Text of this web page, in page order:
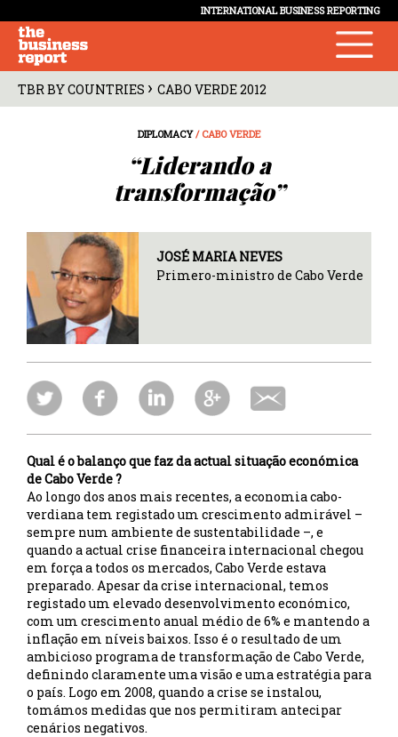
INTERNATIONAL BUSINESS REPORTING
TBR BY COUNTRIES › CABO VERDE 2012
DIPLOMACY/ CABO VERDE
“Liderando a
transformação”
JOSÉ MARIA NEVES
Primero-ministro de Cabo Verde
Qual é o balanço que faz da actual situação económica
de Cabo Verde ?
Ao longo dos anos mais recentes, a economia cabo-
verdiana tem registado um crescimento admirável –
sempre num ambiente de sustentabilidade –, e
quando a actual crise financeira internacional chegou
em força a todos os mercados, Cabo Verde estava
preparado. Apesar da crise internacional, temos
registado um elevado desenvolvimento económico,
com um crescimento anual médio de 6% e mantendo a
inflação em níveis baixos. Isso é o resultado de um
ambicioso programa de transformação de Cabo Verde,
definindo claramente uma visão e uma estratégia para
o país. Logo em 2008, quando a crise se instalou,
tomámos medidas que nos permitiram antecipar
cenários negativos.